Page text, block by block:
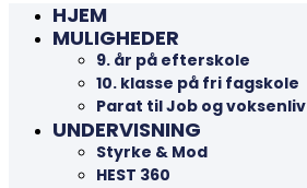
HJEM
MULIGHEDER
9. år på efterskole
10. klasse på fri fagskole
Parat til Job og voksenliv
UNDERVISNING
Styrke & Mod
HEST 360